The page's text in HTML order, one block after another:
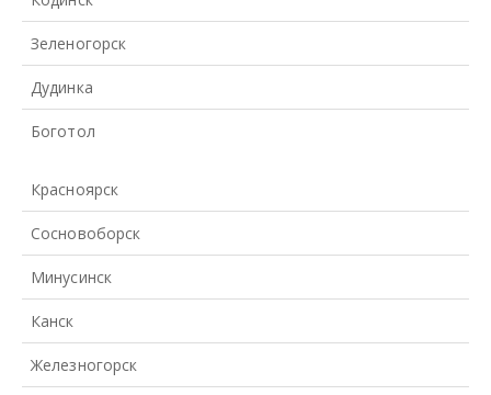
Зеленогорск
Дудинка
Боготол
Красноярск
Сосновоборск
Минусинск
Канск
Железногорск